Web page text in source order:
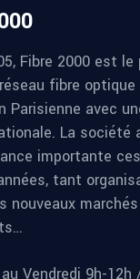
Fibre 2000 est le
fibre optique
Parisienne avec
La société
importante ces
tant
nouveaux
Vendredi 9h-12h